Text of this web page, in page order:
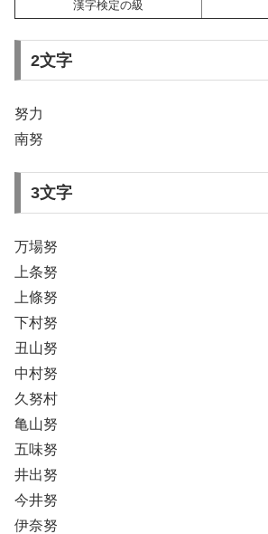
漢字検定の級
2文字
努力
南努
3文字
万場努
上条努
上條努
下村努
丑山努
中村努
久努村
亀山努
五味努
井出努
今井努
伊奈努